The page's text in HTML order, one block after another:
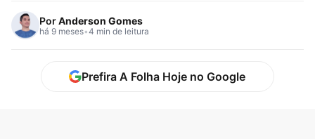
PorAnderson Gomes
há 9 meses•4 min de leitura
Prefira A Folha Hoje no Google